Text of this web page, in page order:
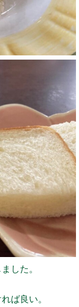
した。
ば良い。